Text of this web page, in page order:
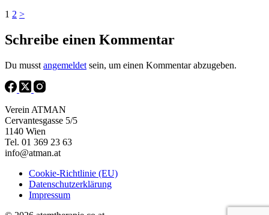
1 2 >
Schreibe einen Kommentar
Du musst angemeldet sein, um einen Kommentar abzugeben.
Verein ATMAN
Cervantesgasse 5/5
1140 Wien
Tel. 01 369 23 63
info@atman.at
Cookie-Richtlinie (EU)
Datenschutzerklärung
Impressum